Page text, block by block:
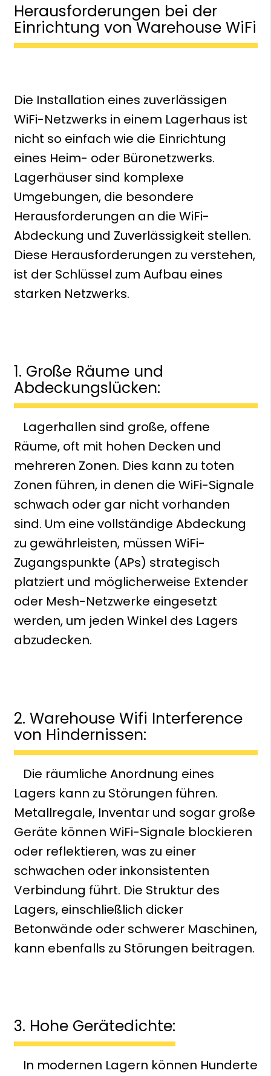
Herausforderungen bei der
Einrichtung von Warehouse WiFi
Die Installation eines zuverlässigen
WiFi-Netzwerks in einem Lagerhaus ist
nicht so einfach wie die Einrichtung
eines Heim- oder Büronetzwerks.
Lagerhäuser sind komplexe
Umgebungen, die besondere
Herausforderungen an die WiFi-
Abdeckung und Zuverlässigkeit stellen.
Diese Herausforderungen zu verstehen,
ist der Schlüssel zum Aufbau eines
starken Netzwerks.
1. Große Räume und
Abdeckungslücken:
Lagerhallen sind große, offene
Räume, oft mit hohen Decken und
mehreren Zonen. Dies kann zu toten
Zonen führen, in denen die WiFi-Signale
schwach oder gar nicht vorhanden
sind. Um eine vollständige Abdeckung
zu gewährleisten, müssen WiFi-
Zugangspunkte (APs) strategisch
platziert und möglicherweise Extender
oder Mesh-Netzwerke eingesetzt
werden, um jeden Winkel des Lagers
abzudecken.
2. Warehouse Wifi Interference
von Hindernissen:
Die räumliche Anordnung eines
Lagers kann zu Störungen führen.
Metallregale, Inventar und sogar große
Geräte können WiFi-Signale blockieren
oder reflektieren, was zu einer
schwachen oder inkonsistenten
Verbindung führt. Die Struktur des
Lagers, einschließlich dicker
Betonwände oder schwerer Maschinen,
kann ebenfalls zu Störungen beitragen.
3. Hohe Gerätedichte:
In modernen Lagern können Hunderte